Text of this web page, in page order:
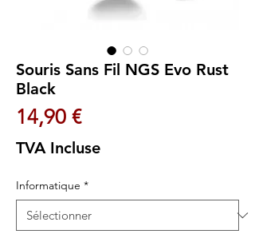
Souris Sans Fil NGS Evo Rust
Black
14,90 €Prix
TVA Incluse
Informatique *